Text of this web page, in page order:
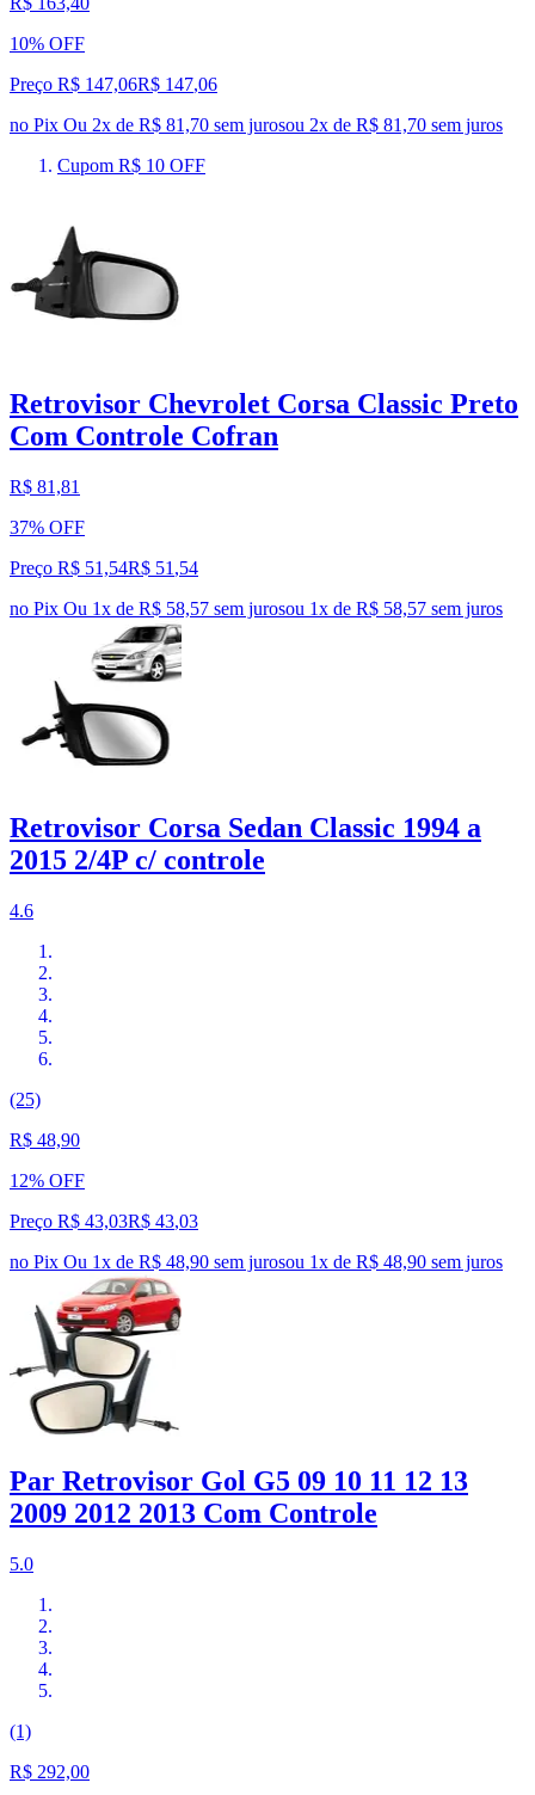
10% OFF
Preço R$ 147,06R$ 147,06
no Pix Ou 2x de R$ 81,70 sem jurosou 2x de R$ 81,70 sem juros
Cupom R$ 10 OFF
Retrovisor Chevrolet Corsa Classic Preto
Com Controle Cofran
R$ 81,81
37% OFF
Preço R$ 51,54R$ 51 ,54
no Pix Ou 1x de R$ 58,57 sem jurosou 1x de R$ 58,57 sem juros
Retrovisor Corsa Sedan Classic 1994 a
2015 2/4P c/ controle
4.6
(25)
R$ 48,90
12% OFF
Preço R$ 43,03R$ 43,03
no Pix Ou 1x de R$ 48,90 sem jurosou 1x de R$ 48,90 sem juros
Par Retrovisor Gol G5 09 10 11 12 13
2009 2012 2013 Com Controle
5.0
(1)
R$ 292,00